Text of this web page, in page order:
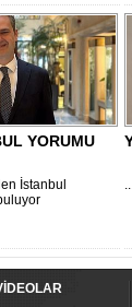
YORUMU
İstanbul